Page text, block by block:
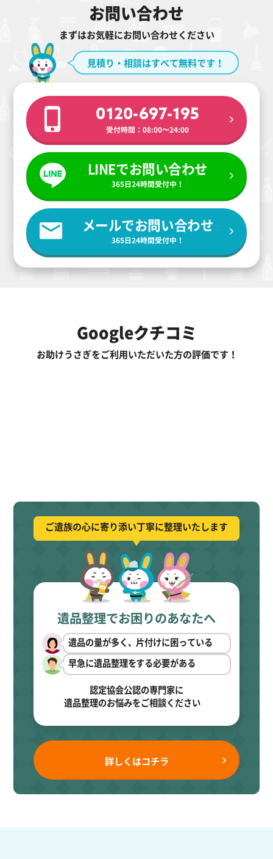
お問い合わせ
まずはお気軽にお問い合わせください
見積り・相談はすべて無料です！
0120-697-195
受付時間：08:00〜24:00
LINEでお問い合わせ
365日24時間受付中！
メールでお問い合わせ
365日24時間受付中！
Googleクチコミ
お助けうさぎをご利用いただいた方の評価です！
ご遺族の心に寄り添い丁寧に整理いたします
遺品整理でお困りのあなたへ
遺品の量が多く、片付けに困っている
早急に遺品整理をする必要がある
認定協会公認の専門家に
遺品整理のお悩みをご相談ください
詳しくはコチラ